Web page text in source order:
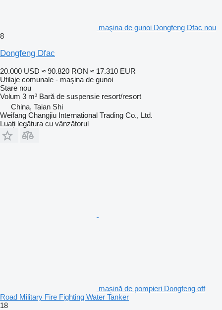
maşina de gunoi Dongfeng Dfac nou
8
Dongfeng Dfac
20.000 USD ≈ 90.820 RON ≈ 17.310 EUR
Utilaje comunale - maşina de gunoi
Stare nou
Volum 3 m³ Bară de suspensie resort/resort
China, Taian Shi
Weifang Changjiu International Trading Co., Ltd.
Luați legătura cu vânzătorul
mașină de pompieri Dongfeng off
Road Military Fire Fighting Water Tanker
18